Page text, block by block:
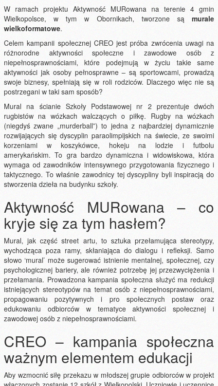
W ramach projektu Aktywność MURowana na terenie 4 gmin
Wielkopolsce, w tym w Obornikach, tworzone są murale
wielkoformatowe.
Celem kampanii społecznej CREO jest próba zwrócenia uwagi na
różnorodne aktywności społeczne i zawodowe osób z
niepełnosprawnościami, które podejmują w życiu takie same
aktywności jak osoby pełnosprawne – są sportowcami, prowadzą
swoje biznesy, spełniają się w roli rodziców. Dlaczego więc nie są
postrzegani w taki sam sposób?
Mural na ścianie Szkoły Podstawowej nr 2 prezentuje dwóch
rugbistów na wózkach walczących o piłkę. Rugby na wózkach
(niegdyś zwane „murderball”) to jedna z najbardziej dynamicznie
rozwijających się dyscyplin paraolimpijskich na świecie, ze swoimi
korzeniami w koszykówce, hokeju na lodzie i futbolu
amerykańskim. To gra bardzo dynamiczna i widowiskowa, która
wymaga od zawodników intensywnego przygotowania fizycznego i
taktycznego. To właśnie zawodnicy tej dyscypliny byli inspiracją do
stworzenia dzieła na budynku szkoły.
Aktywność MURowana – co
kryje się za tym hasłem?
Mural, jak część street artu, to sztuka przełamująca stereotypy,
wychodząca poza ramy, skłaniająca do dialogu i refleksji. Samo
słowo ‘mural’ może sugerować istnienie mentalnej, społecznej, czy
psychologicznej bariery, ale również potrzebę jej przezwyciężenia i
przełamania. Prowadzona kampania społeczna służyć ma redukcji
istniejących stereotypów na temat osób z niepełnosprawnościami,
propagowaniu pozytywnych i pro społecznych postaw oraz
edukowaniu odbiorców w tematyce aktywności społecznej i
zawodowej osób z niepełnosprawnościami.
CREO – kampania społeczna
ważnym elementem edukacji
Aby wzmocnić siłę przekazu w młodszej grupie odbiorców w projekt